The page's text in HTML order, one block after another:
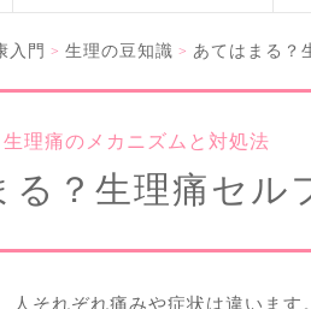
入門 > 生理の豆知識 > あてはまる？
理痛のメカニズムと対処法
る？生理痛セル
人それぞれ痛みや症状は違います。